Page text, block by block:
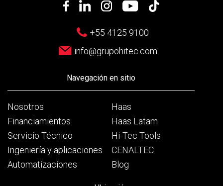
+55 4125 9100
info@grupohitec.com
Navegación en sitio
Nosotros
Financiamientos
Servicio Técnico
Ingeniería y aplicaciones
Automatizaciones
Haas
Haas Latam
Hi-Tec Tools
CENALTEC
Blog